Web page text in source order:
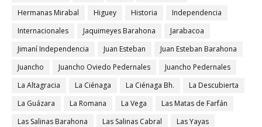
Hermanas Mirabal
Higuey Historia
Independencia
Internacionales
Jaquimeyes Barahona
Jarabacoa
Jimaní Independencia
Juan Esteban
Juan Esteban Barahona
Juancho
Juancho Oviedo Pedernales
Juancho Pedernales
La Altagracia
La Ciénaga La Ciénaga Bh.
La Descubierta
La Guázara
La Romana La Vega
Las Matas de Farfán
Las Salinas Barahona
Las Salinas Cabral
Las Yayas